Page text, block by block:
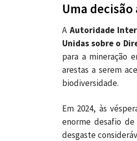
Uma
A Autoridade
Unidas sobre o
para a mineração
arestas a serem
biodiversidade.
Em 2024, às
enorme desafio de
desgaste